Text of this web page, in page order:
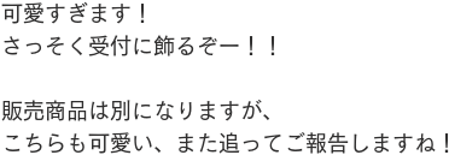
可愛すぎます！
さっそく受付に飾るぞー！！
販売商品は別になりますが、
こちらも可愛い、また追ってご報告しますね！